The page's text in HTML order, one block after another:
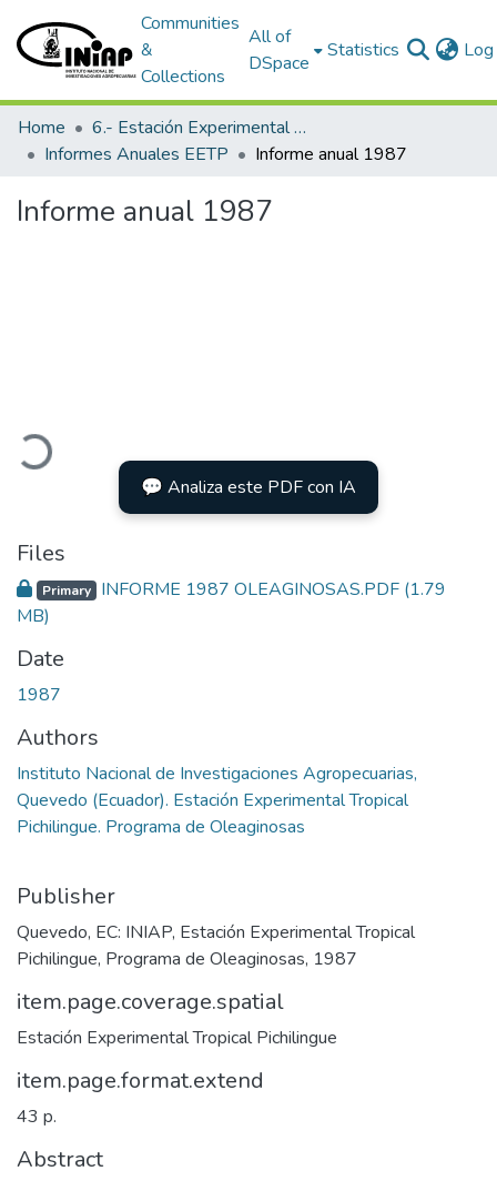
Communities
&
Collections
All of
DSpace
Statistics
Home
6.- Estación Experimental Tropical Pichilingue
Informes Anuales EETP
Informe anual 1987
Informe anual 1987
💬 Analiza este PDF con IA
Files
Primary INFORME 1987 OLEAGINOSAS.PDF (1.79
MB)
Date
1987
Authors
Instituto Nacional de Investigaciones Agropecuarias,
Quevedo (Ecuador). Estación Experimental Tropical
Pichilingue. Programa de Oleaginosas
Publisher
Quevedo, EC: INIAP, Estación Experimental Tropical
Pichilingue, Programa de Oleaginosas, 1987
item.page.coverage.spatial
Estación Experimental Tropical Pichilingue
item.page.format.extend
43 p.
Abstract